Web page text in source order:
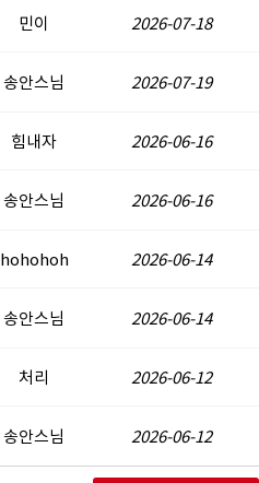
민이 2026-07-18
송안스님 2026-07-19
힘내자 2026-06-16
송안스님 2026-06-16
hohohoh 2026-06-14
송안스님 2026-06-14
처리 2026-06-12
송안스님 2026-06-12